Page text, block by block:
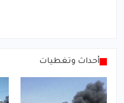
أحداث وتغطيات